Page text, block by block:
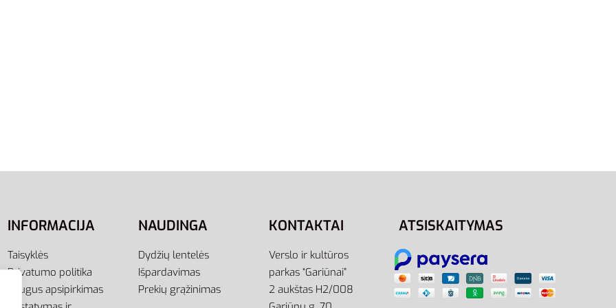
INFORMACIJA
Taisyklės
Privatumo politika
Saugus apsipirkimas
NAUDINGA
Dydžių lentelės
Išpardavimas
Prekių grąžinimas
KONTAKTAI
Verslo ir kultūros
parkas “Gariūnai”
2 aukštas H2/008
ATSISKAITYMAS